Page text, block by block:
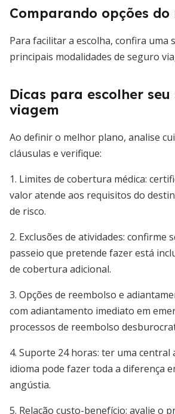
Comparando opções do
Para facilitar a escolha, confira uma
principais modalidades de seguro
Dicas para escolher seu
viagem
Ao definir o melhor plano, analise
cláusulas e verifique:
1. Limites de cobertura médica:
valor atende aos requisitos do
de risco.
2. Exclusões de atividades: confirme
passeio que pretende fazer está
de cobertura adicional.
3. Opções de reembolso e
com adiantamento imediato em
processos de reembolso
4. Suporte 24 horas: ter uma central
idioma pode fazer toda a diferença
angústia.
5. Relação custo-benefício: avalie o